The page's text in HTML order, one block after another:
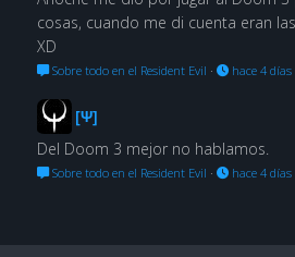
cosas, cuando me di cuenta eran
XD
Sobre todo en el Resident Evil · hace 4 días
[Ψ]
Del Doom 3 mejor no hablamos.
Sobre todo en el Resident Evil · hace 4 días